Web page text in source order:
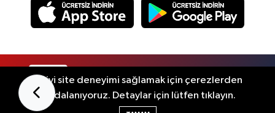
En iyi site deneyimi sağlamak için çerezlerden
faydalanıyoruz. Detaylar için lütfen tıklayın.